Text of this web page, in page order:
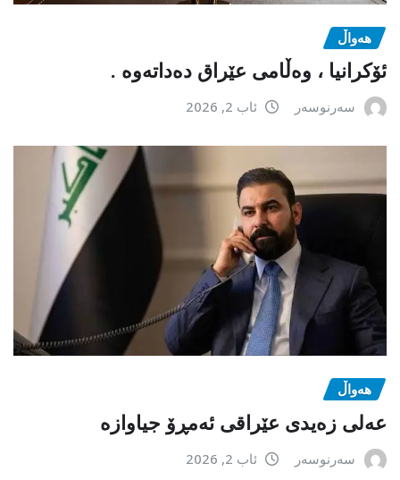
هەواڵ
ئۆکرانیا ، وەڵامی عێراق دەداتەوە .
سەرنوسەر ئاب 2, 2026
هەواڵ
عەلی زەیدی عێراقی ئەمڕۆ جیاوازە
سەرنوسەر ئاب 2, 2026